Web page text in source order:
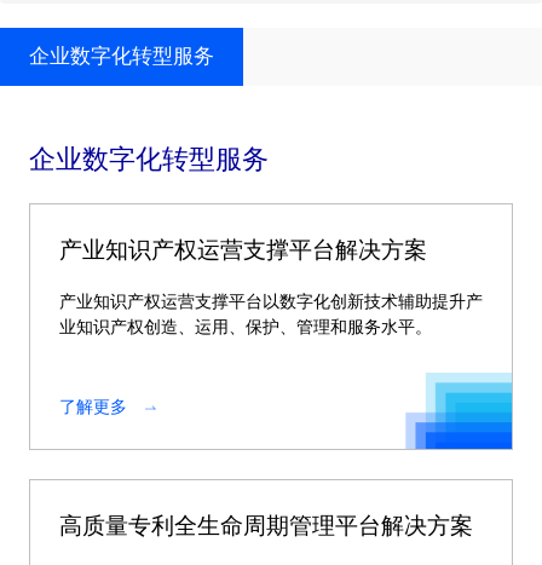
企业数字化转型服务
企业数字化转型服务
产业知识产权运营支撑平台解决方案
产业知识产权运营支撑平台以数字化创新技术辅助提升产
业知识产权创造、运用、保护、管理和服务水平。
了解更多
高质量专利全生命周期管理平台解决方案